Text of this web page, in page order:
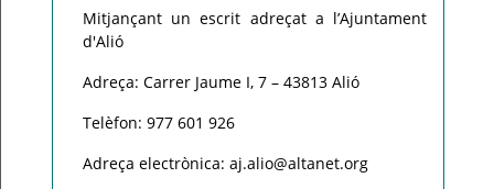
Mitjançant un escrit adreçat a l’Ajuntament
d'Alió
Adreça: Carrer Jaume I, 7 – 43813 Alió
Telèfon: 977 601 926
Adreça electrònica: aj.alio@altanet.org